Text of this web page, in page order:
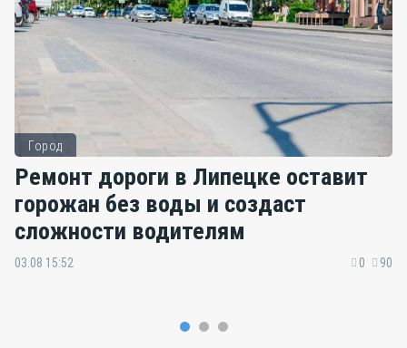
Город
Ремонт дороги в Липецке оставит
горожан без воды и создаст
сложности водителям
03.08 15:52 0 90